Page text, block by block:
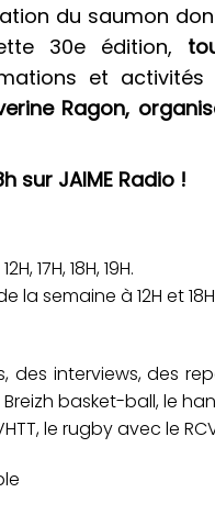
du saumon
30e édition,
et activités
Ragon,
sur JAIME Radio !
17H, 18H, 19H.
semaine à 12H et
des interviews, des
basket-ball, le
le rugby avec le